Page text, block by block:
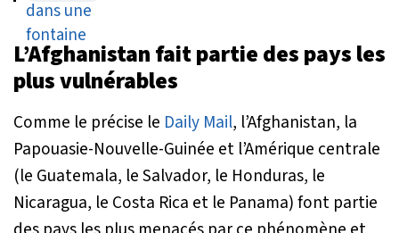
L’Afghanistan fait partie des pays les
plus vulnérables
Comme le précise le Daily Mail, l’Afghanistan, la
Papouasie-Nouvelle-Guinée et l’Amérique centrale
(le Guatemala, le Salvador, le Honduras, le
Nicaragua, le Costa Rica et le Panama) font partie